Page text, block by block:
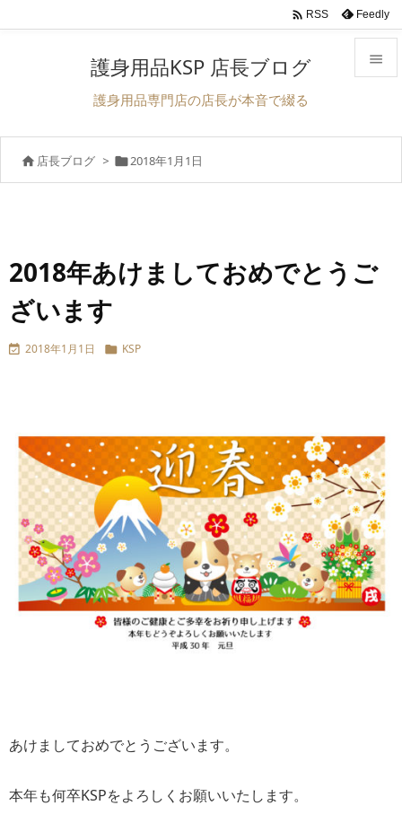



 RSS Feedly
護身用品KSP 店長ブログ
護身用品専門店の店長が本音で綴る
 店長ブログ > 2018年1月1日
2018年あけましておめでとうご
ざいます
 2018年1月1日  KSP
あけましておめでとうございます。
本年も何卒KSPをよろしくお願いいたします。